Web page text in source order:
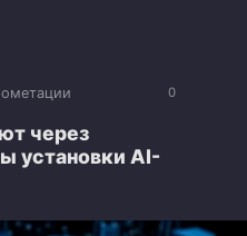
0
через
установки AI-